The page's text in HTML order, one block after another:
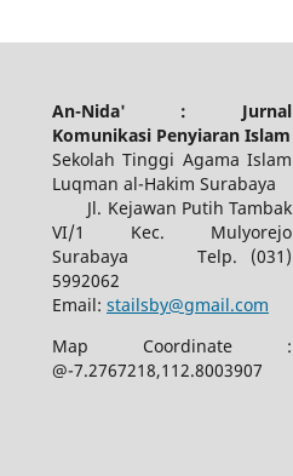
An-Nida' : Jurnal
Komunikasi Penyiaran Islam
Sekolah Tinggi Agama Islam
Luqman al-Hakim Surabaya
Jl. Kejawan Putih Tambak
VI/1 Kec. Mulyorejo
Surabaya Telp. (031)
5992062
Email: stailsby@gmail.com
Map Coordinate :
@-7.2767218,112.8003907